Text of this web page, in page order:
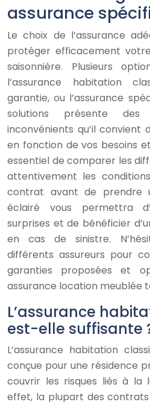
assurance
Le choix de l’assurance
protéger efficacement
saisonnière. Plusieurs
l’assurance habitation
garantie, ou l’assurance
solutions présente
inconvénients qu’il convient
en fonction de vos besoins
essentiel de comparer les
attentivement les
contrat avant de prendre
éclairé vous permettra
surprises et de bénéficier
en cas de sinistre.
différents assureurs pour
garanties proposées et
assurance location meublée
L’assurance
est-elle suffisante
L’assurance habitation
conçue pour une résidence
couvrir les risques liés à la
effet, la plupart des contrats